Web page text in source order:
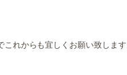
れからも宜しくお願い致します